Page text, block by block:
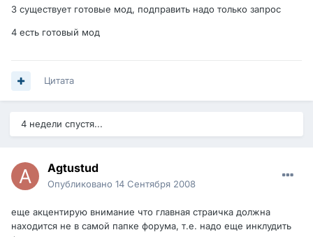
3 существует готовые мод, подправить надо только запрос
4 есть готовый мод
Цитата
4 недели спустя...
Agtustud
Опубликовано 14 Сентября 2008
еще акцентирую внимание что главная страичка должна
находится не в самой папке форума, т.е. надо еще инклудить